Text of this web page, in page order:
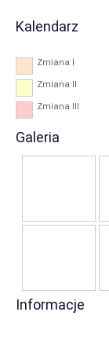
Kalendarz
Zmiana I
Zmiana II
Zmiana III
Galeria
Informacje